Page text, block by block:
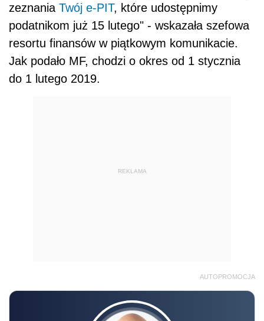
zeznania Twój e-PIT, które udostępnimy
podatnikom już 15 lutego" - wskazała szefowa
resortu finansów w piątkowym komunikacie.
Jak podało MF, chodzi o okres od 1 stycznia
do 1 lutego 2019.
REKLAMA
AUTOPROMOCJA